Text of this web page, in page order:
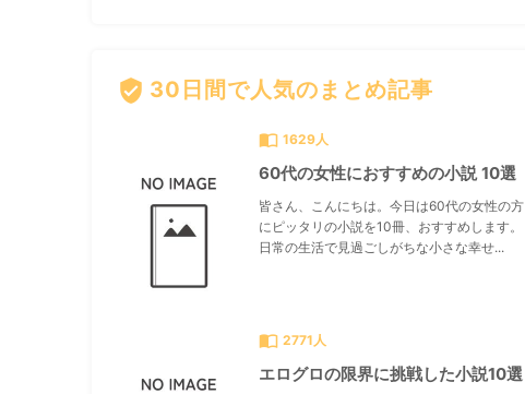
verified_user 30日間で人気のまとめ記事
import_contacts 1629人
60代の女性におすすめの小説 10選
皆さん、こんにちは。今日は60代の女性の方
にピッタリの小説を10冊、おすすめします。
日常の生活で見過ごしがちな小さな幸せ...
import_contacts 2771人
エログロの限界に挑戦した小説10選